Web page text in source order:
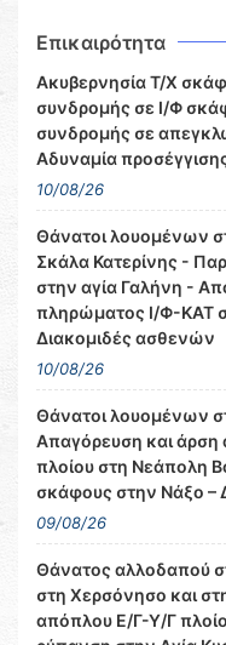
Επικαιρότητα
Ακυβερνησία Τ/Χ
συνδρομής σε Ι/Φ
συνδρομής σε
Αδυναμία
10/08/26
Θάνατοι λουομένων
Σκάλα Κατερίνης -
στην αγία Γαλήνη -
πληρώματος Ι/Φ-ΚΑΤ
Διακομιδές ασθενών
10/08/26
Θάνατοι λουομένων
Απαγόρευση και
πλοίου στη Νεάπολη
σκάφους στην Νάξο –
09/08/26
Θάνατος αλλοδαπού
στη Χερσόνησο και
απόπλου Ε/Γ-Υ/Γ